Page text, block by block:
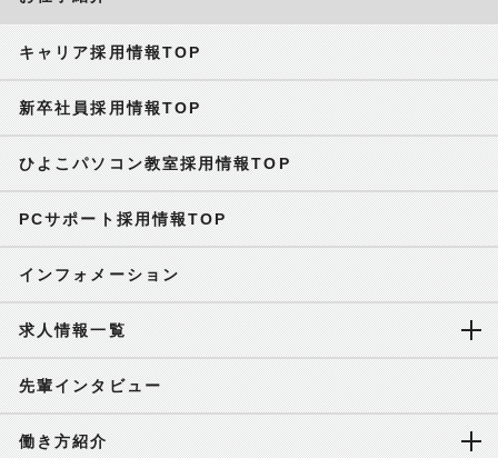
キャリア採用情報TOP
新卒社員採用情報TOP
ひよこパソコン教室採用情報TOP
PCサポート採用情報TOP
インフォメーション
求人情報一覧
先輩インタビュー
働き方紹介